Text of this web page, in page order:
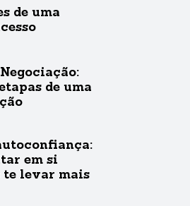
de uma
de uma
em si
te levar mais